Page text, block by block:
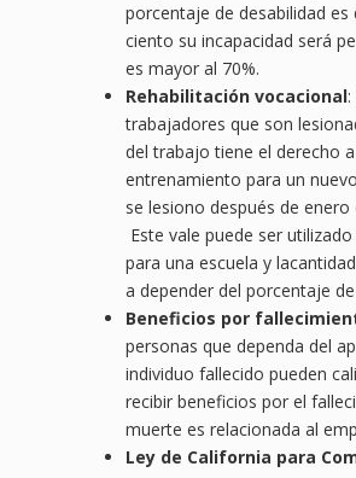
porcentaje de desabilidad es
ciento su incapacidad será
es mayor al 70%.
Rehabilitación vocacional
trabajadores que son
del trabajo tiene el derecho
entrenamiento para un
se lesiono después de enero
Este vale puede ser
para una escuela y
a depender del porcentaje
Beneficios por
personas que dependa del
individuo fallecido pueden
recibir beneficios por el
muerte es relacionada al
Ley de California para